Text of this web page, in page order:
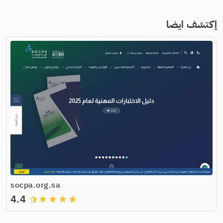
إكتشف ايضا
socpa.org.sa
grade
grade
grade
grade
4.4